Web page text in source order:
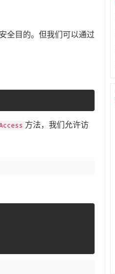
全目的。但我们可以通过
方法，我们允许访